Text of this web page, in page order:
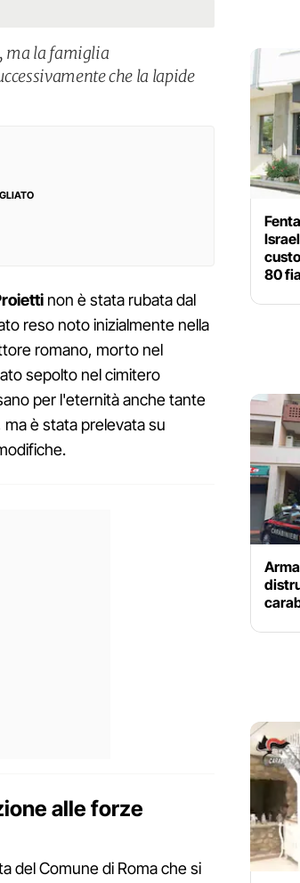
ma la famiglia
che la lapide
non è stata rubata dal
reso noto inizialmente nella
romano, morto nel
sepolto nel cimitero
per l'eternità anche tante
è stata prelevata su
alle forze
del Comune di Roma che si
80